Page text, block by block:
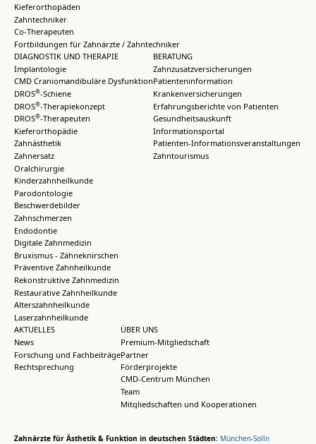
Kieferorthopäden
Zahntechniker
Co-Therapeuten
Fortbildungen für Zahnärzte / Zahntechniker
DIAGNOSTIK UND THERAPIE
Implantologie
CMD Craniomandibuläre Dysfunktion
DROS®-Schiene
DROS®-Therapiekonzept
DROS®-Therapeuten
Kieferorthopädie
Zahnästhetik
Zahnersatz
Oralchirurgie
Kinderzahnheilkunde
Parodontologie
Beschwerdebilder
Zahnschmerzen
Endodontie
Digitale Zahnmedizin
Bruxismus - Zähneknirschen
Präventive Zahnheilkunde
Rekonstruktive Zahnmedizin
Restaurative Zahnheilkunde
Alterszahnheilkunde
Laserzahnheilkunde
BERATUNG
Zahnzusatzversicherungen
Patienteninformation
Krankenversicherungen
Erfahrungsberichte von Patienten
Gesundheitsauskunft
Informationsportal
Patienten-Informationsveranstaltungen
Zahntourismus
AKTUELLES
News
Forschung und Fachbeiträge
Rechtsprechung
ÜBER UNS
Premium-Mitgliedschaft
Partner
Förderprojekte
CMD-Centrum München
Team
Mitgliedschaften und Kooperationen
Zahnärzte für Ästhetik & Funktion in deutschen Städten: München-Solln